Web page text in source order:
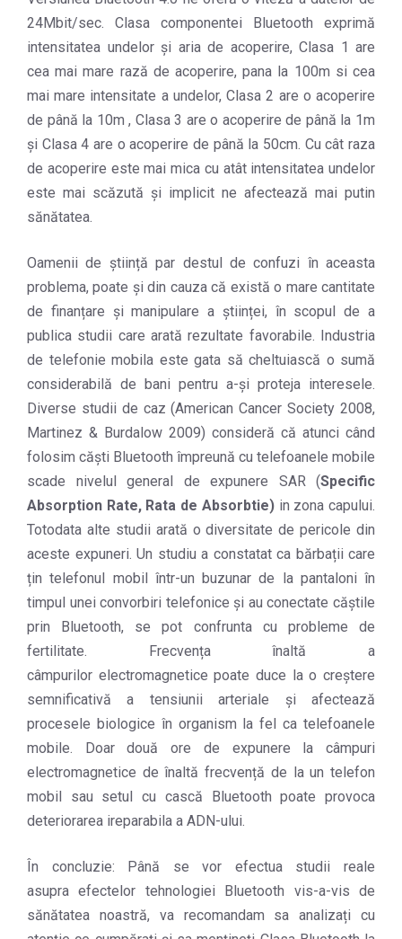
24Mbit/sec. Clasa componentei Bluetooth exprimă
intensitatea undelor și aria de acoperire, Clasa 1 are
cea mai mare rază de acoperire, pana la 100m si cea
mai mare intensitate a undelor, Clasa 2 are o acoperire
de până la 10m , Clasa 3 are o acoperire de până la 1m
și Clasa 4 are o acoperire de până la 50cm. Cu cât raza
de acoperire este mai mica cu atât intensitatea undelor
este mai scăzută și implicit ne afectează mai putin
sănătatea.
Oamenii de știință par destul de confuzi în aceasta
problema, poate și din cauza că există o mare cantitate
de finanțare și manipulare a științei, în scopul de a
publica studii care arată rezultate favorabile. Industria
de telefonie mobila este gata să cheltuiască o sumă
considerabilă de bani pentru a-și proteja interesele.
Diverse studii de caz (American Cancer Society 2008,
Martinez & Burdalow 2009) consideră că atunci când
folosim căști Bluetooth împreună cu telefoanele mobile
scade nivelul general de expunere SAR (Specific
Absorption Rate, Rata de Absorbtie)in zona capului.
Totodata alte studii arată o diversitate de pericole din
aceste expuneri. Un studiu a constatat ca bărbații care
țin telefonul mobil într-un buzunar de la pantaloni în
timpul unei convorbiri telefonice și au conectate căștile
prin Bluetooth, se pot confrunta cu probleme de
fertilitate. Frecvența înaltă a
câmpurilor electromagnetice poate duce la o creștere
semnificativă a tensiunii arteriale și afectează
procesele biologice în organism la fel ca telefoanele
mobile. Doar două ore de expunere la câmpuri
electromagnetice de înaltă frecvență de la un telefon
mobil sau setul cu cască Bluetooth poate provoca
deteriorarea ireparabila a ADN-ului.
În concluzie: Până se vor efectua studii reale
asupra efectelor tehnologiei Bluetooth vis-a-vis de
sănătatea noastră, va recomandam sa analizați cu